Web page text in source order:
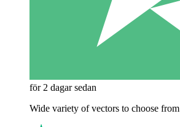
för 2 dagar sedan
Wide variety of vectors to choose from